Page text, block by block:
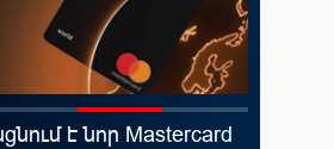
է նոր Mastercard